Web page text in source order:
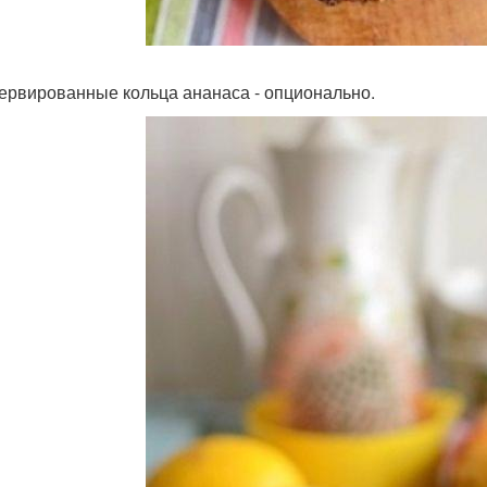
кольца ананаса - опционально.